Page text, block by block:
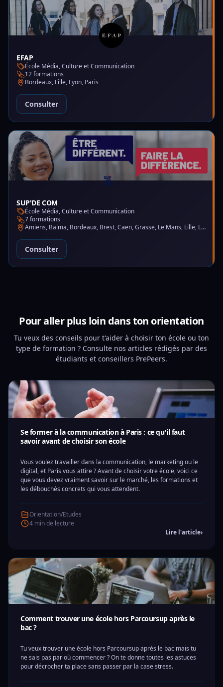
EFAP
École Média, Culture et Communication
12 formations
Bordeaux, Lille, Lyon, Paris
Consulter
SUP'DE COM
École Média, Culture et Communication
7 formations
Amiens, Balma, Bordeaux, Brest, Caen, Grasse, Le Mans, Lille, Lyon, Montpellier, Nantes, Nice, Paris, Saint-Martin-d'Hères
Consulter
Pour aller plus loin dans ton orientation
Tu veux des conseils pour t'aider à choisir ton école ou ton
type de formation ? Consulte nos articles rédigés par des
étudiants et conseillers PrePeers.
Se former à la communication à Paris : ce qu'il faut
savoir avant de choisir son école
Vous voulez travailler dans la communication, le marketing ou le
digital, et Paris vous attire ? Avant de choisir votre école, voici ce
que vous devez vraiment savoir sur le marché, les formations et
les débouchés concrets qui vous attendent.
Orientation/Etudes
4 min de lecture
Lire l'article›
Comment trouver une école hors Parcoursup après le
bac ?
Tu veux trouver une école hors Parcoursup après le bac mais tu
ne sais pas par où commencer ? On te donne toutes les astuces
pour décrocher ta place sans passer par la case stress.